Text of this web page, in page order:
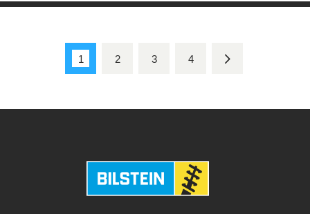
Пагінація
записів
PAGE
1 PAGE
2 PAGE
3 PAGE
4
>